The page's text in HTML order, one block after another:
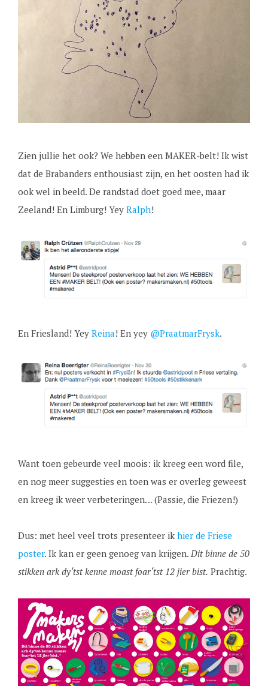
Zien jullie het ook? We hebben een MAKER-belt! Ik wist
dat de Brabanders enthousiast zijn, en het oosten had ik
ook wel in beeld. De randstad doet goed mee, maar
Zeeland! En Limburg! Yey Ralph!
En Friesland! Yey Reina! En yey @PraatmarFrysk.
Want toen gebeurde veel moois: ik kreeg een word file,
en nog meer suggesties en toen was er overleg geweest
en kreeg ik weer verbeteringen… (Passie, die Friezen!)
Dus: met heel veel trots presenteer ik hier de Friese
poster. Ik kan er geen genoeg van krijgen. Dit binne de 50
stikken ark dy‘tst kenne moast foar‘tst 12 jier bist. Prachtig.